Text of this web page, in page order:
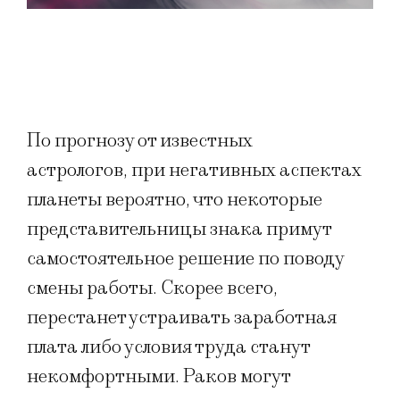
По прогнозу от известных
астрологов, при негативных аспектах
планеты вероятно, что некоторые
представительницы знака примут
самостоятельное решение по поводу
смены работы. Скорее всего,
перестанет устраивать заработная
плата либо условия труда станут
некомфортными. Раков могут